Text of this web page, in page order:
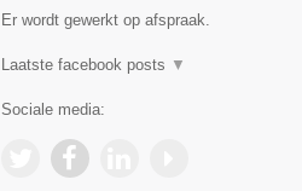
Er wordt gewerkt op afspraak.
Laatste facebook posts ▼
Sociale media: